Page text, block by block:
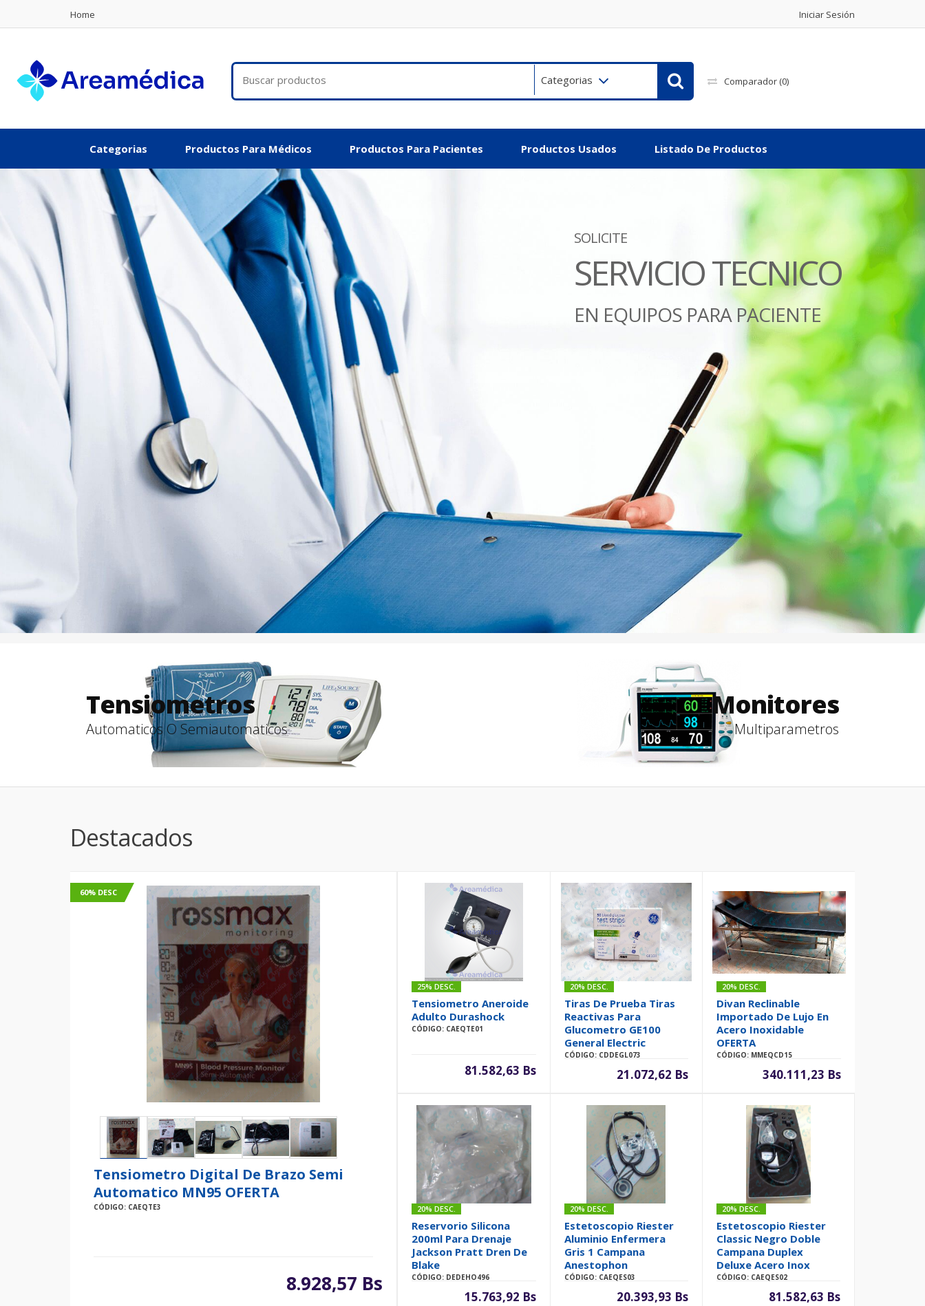
Home Iniciar Sesión
Categorias Comparador (0)
Categorias Productos Para Médicos Productos Para Pacientes Productos Usados Listado De Productos
Tensiometros
Automaticos O Semiautomaticos
Monitores
Multiparametros
Destacados
60% DESC
Tensiometro Digital De Brazo Semi
Automatico MN95 OFERTA
CÓDIGO: CAEQTE3
8.928,57 Bs
25% DESC.
Tensiometro Aneroide
Adulto Durashock
CÓDIGO: CAEQTE01
81.582,63 Bs
20% DESC.
Tiras De Prueba Tiras
Reactivas Para
Glucometro GE100
General Electric
CÓDIGO: CDDEGL073
21.072,62 Bs
20% DESC.
Divan Reclinable
Importado De Lujo En
Acero Inoxidable
OFERTA
CÓDIGO: MMEQCD15
340.111,23 Bs
20% DESC.
Reservorio Silicona
200ml Para Drenaje
Jackson Pratt Dren De
Blake
CÓDIGO: DEDEHO496
15.763,92 Bs
20% DESC.
Estetoscopio Riester
Aluminio Enfermera
Gris 1 Campana
Anestophon
CÓDIGO: CAEQES03
20.393,93 Bs
20% DESC.
Estetoscopio Riester
Classic Negro Doble
Campana Duplex
Deluxe Acero Inox
CÓDIGO: CAEQES02
81.582,63 Bs